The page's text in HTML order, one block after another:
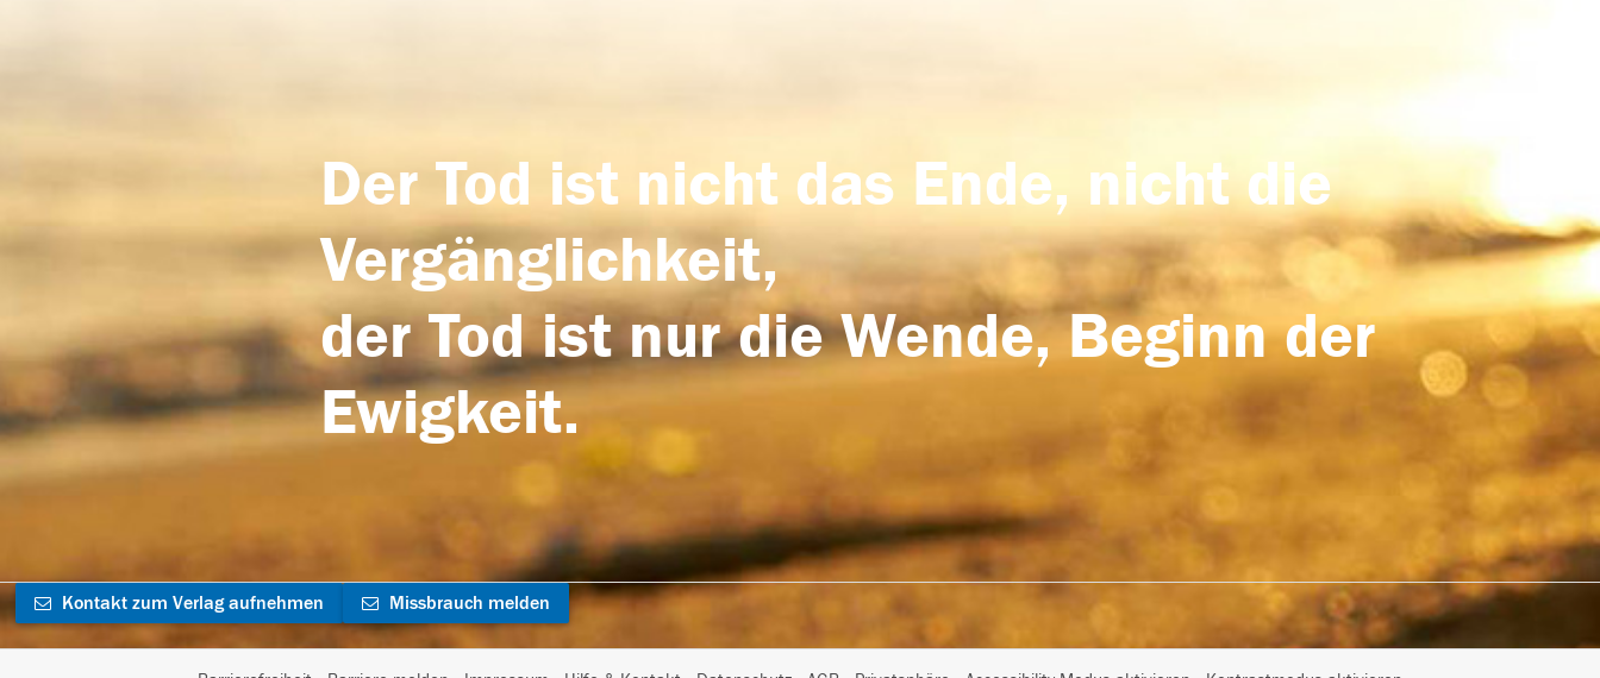
Der Tod ist nicht das Ende, nicht die
Vergänglichkeit,
der Tod ist nur die Wende, Beginn der
Ewigkeit.
Kontakt zum Verlag aufnehmen Missbrauch melden